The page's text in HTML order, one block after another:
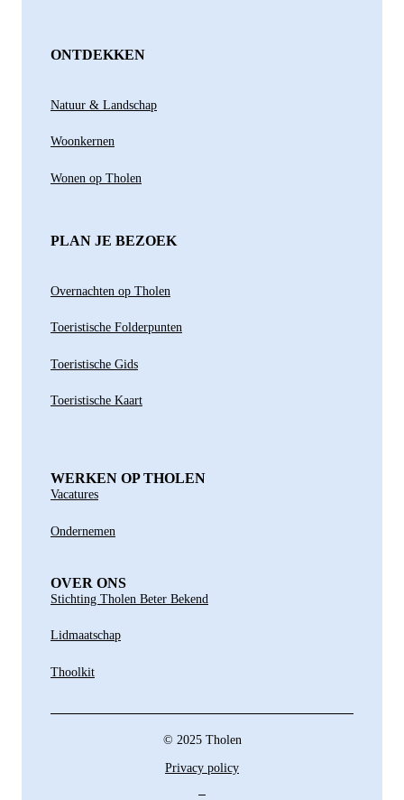
ONTDEKKEN
Natuur & Landschap
Woonkernen
Wonen op Tholen
PLAN JE BEZOEK
Overnachten op Tholen
Toeristische Folderpunten
Toeristische Gids
Toeristische Kaart
WERKEN OP THOLEN
Vacatures
Ondernemen
OVER ONS
Stichting Tholen Beter Bekend
Lidmaatschap
Thoolkit
© 2025 Tholen
Privacy policy